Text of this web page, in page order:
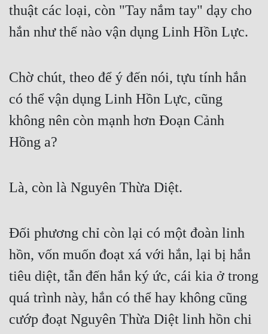
thuật các loại, còn "Tay nắm tay" dạy cho
hắn như thế nào vận dụng Linh Hồn Lực.
Chờ chút, theo để ý đến nói, tựu tính hắn
có thể vận dụng Linh Hồn Lực, cũng
không nên còn mạnh hơn Đoạn Cảnh
Hồng a?
Là, còn là Nguyên Thừa Diệt.
Đối phương chỉ còn lại có một đoàn linh
hồn, vốn muốn đoạt xá với hắn, lại bị hắn
tiêu diệt, tẫn đến hắn ký ức, cái kia ở trong
quá trình này, hắn có thể hay không cũng
cướp đoạt Nguyên Thừa Diệt linh hồn chi